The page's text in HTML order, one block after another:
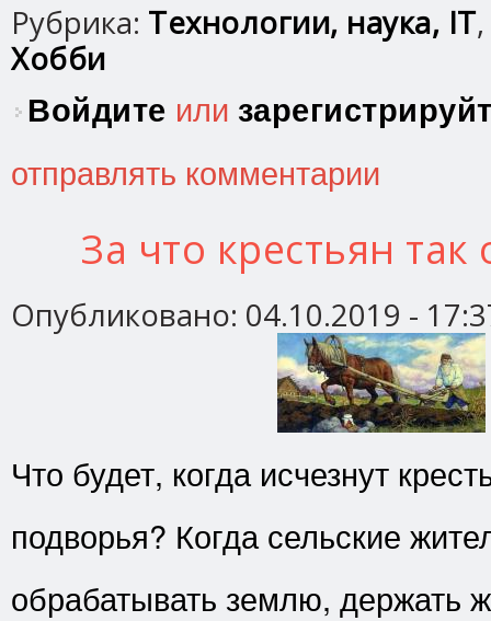
Рубрика: Технологии, наука, IT,
Хобби
Войдите или
отправлять комментарии
За что крестьян так
Опубликовано: 04.10.2019 -
Что будет, когда исчезнут
подворья? Когда сельские
обрабатывать землю, держать